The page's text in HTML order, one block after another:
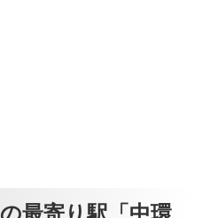
最寄り駅「中環